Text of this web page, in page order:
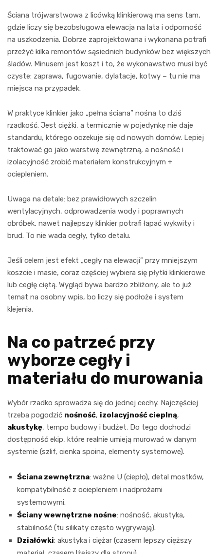
Ściana trójwarstwowa z licówką klinkierową ma sens tam,
gdzie liczy się bezobsługowa elewacja na lata i odporność
na uszkodzenia. Dobrze zaprojektowana i wykonana potrafi
przeżyć kilka remontów sąsiednich budynków bez większych
śladów. Minusem jest koszt i to, że wykonawstwo musi być
czyste: zaprawa, fugowanie, dylatacje, kotwy – tu nie ma
miejsca na przypadek.
W praktyce klinkier jako „pełna ściana” nośna to dziś
rzadkość. Jest ciężki, a termicznie w pojedynkę nie daje
standardu, którego oczekuje się od nowych domów. Lepiej
traktować go jako warstwę zewnętrzną, a nośność i
izolacyjność zrobić materiałem konstrukcyjnym +
ociepleniem.
Uwaga na detale: bez prawidłowych szczelin
wentylacyjnych, odprowadzenia wody i poprawnych
obróbek, nawet najlepszy klinkier potrafi łapać wykwity i
brud. To nie wada cegły, tylko detalu.
Jeśli celem jest efekt „cegły na elewacji” przy mniejszym
koszcie i masie, coraz częściej wybiera się płytki klinkierowe
lub cegłę ciętą. Wygląd bywa bardzo zbliżony, ale to już
temat na osobny wpis, bo liczy się podłoże i system
klejenia.
Na co patrzeć przy
wyborze cegły i
materiału do murowania
Wybór rzadko sprowadza się do jednej cechy. Najczęściej
trzeba pogodzić nośność, izolacyjność cieplną,
akustykę, tempo budowy i budżet. Do tego dochodzi
dostępność ekip, które realnie umieją murować w danym
systemie (szlif, cienka spoina, elementy systemowe).
Ściana zewnętrzna: ważne U (ciepło), detal mostków,
kompatybilność z ociepleniem i nadprożami
systemowymi.
Ściany wewnętrzne nośne: nośność, akustyka,
stabilność (tu silikaty często wygrywają).
Działówki: akustyka i ciężar (czasem lepszy cięższy